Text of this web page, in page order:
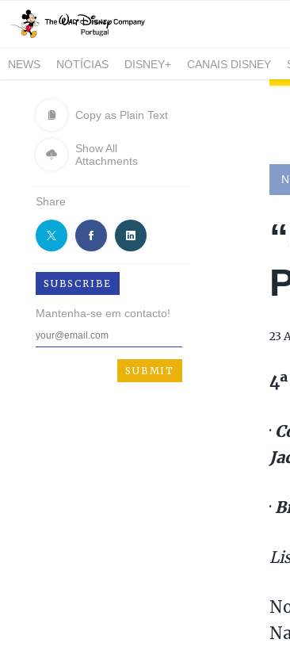
NEWS NOTÍCIAS DISNEY+ CANAIS DISNEY
NATIONAL GEOGRAPHIC AND NATIONAL
Copy as Plain Text
Show All
Attachments
Share
SUBSCRIBE
Mantenha-se em contacto!
23
·
·